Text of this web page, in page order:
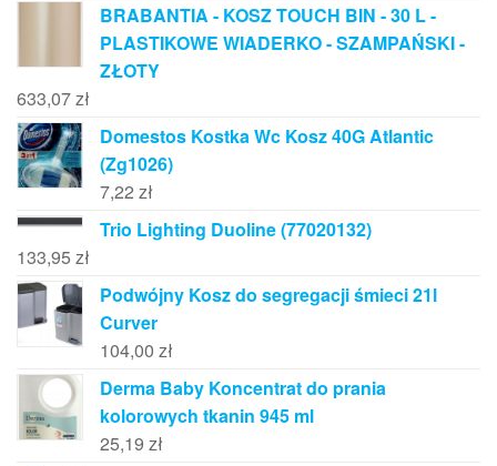
BRABANTIA - KOSZ TOUCH BIN - 30 L -
PLASTIKOWE WIADERKO - SZAMPAŃSKI -
ZŁOTY
633,07zł
Domestos Kostka Wc Kosz 40G Atlantic
(Zg1026)
7,22 zł
Trio Lighting Duoline (77020132)
133,95 zł
Podwójny Kosz do segregacji śmieci 21l
Curver
104,00 zł
Derma Baby Koncentrat do prania
kolorowych tkanin 945 ml
25,19 zł